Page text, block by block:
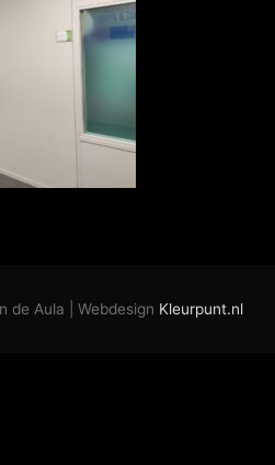
de Aula | Webdesign Kleurpunt.nl